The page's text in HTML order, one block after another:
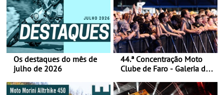
Os destaques do mês de
julho de 2026
44.ª Concentração Moto
Clube de Faro - Galeria de